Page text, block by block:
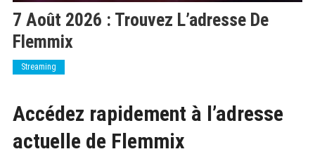
7 Août 2026 : Trouvez L’adresse De
Flemmix
Streaming
Accédez rapidement à l’adresse
actuelle de Flemmix